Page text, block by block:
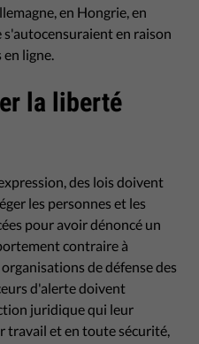
en Hongrie, en
s'autocensuraient en raison
ligne.
la liberté
des lois doivent
les personnes et les
pour avoir dénoncé un
contraire à
de défense des
d'alerte doivent
juridique qui leur
travail et en toute sécurité,